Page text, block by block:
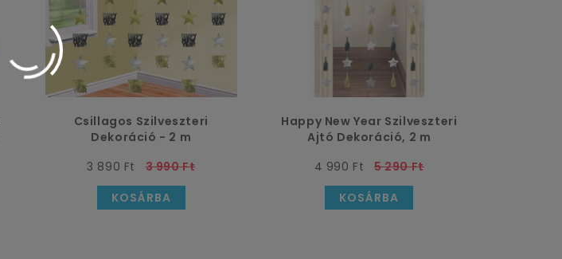
Csillagos Szilveszteri
Dekoráció - 2 m
3 890 Ft
3 990 Ft
KOSÁRBA
Happy New Year Szilveszteri
Ajtó Dekoráció, 2 m
4 990 Ft
5 290 Ft
KOSÁRBA